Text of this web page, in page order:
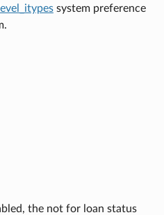
system preference
the not for loan status